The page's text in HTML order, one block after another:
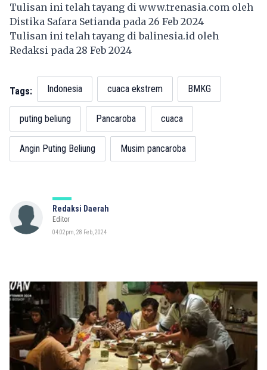
Tulisan ini telah tayang di www.trenasia.com oleh
Distika Safara Setianda pada 26 Feb 2024
Tulisan ini telah tayang dibalinesia.id oleh
Redaksi pada 28 Feb 2024
Tags: Indonesia cuaca ekstrem BMKG
puting beliung Pancaroba cuaca
Angin Puting Beliung Musim pancaroba
Redaksi Daerah
Editor
04:02pm, 28 Feb, 2024